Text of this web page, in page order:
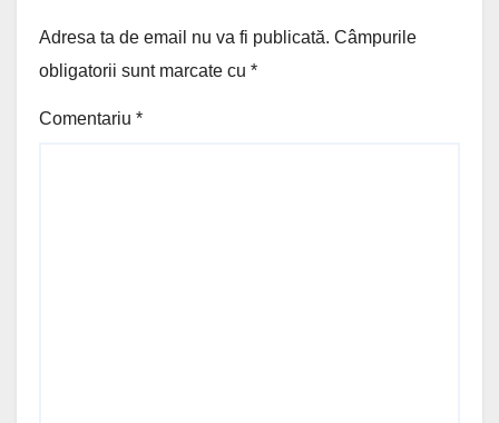
Adresa ta de email nu va fi publicată. Câmpurile
obligatorii sunt marcate cu *
Comentariu *